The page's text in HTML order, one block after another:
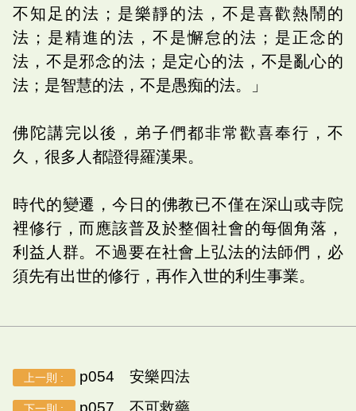
不知足的法；是樂靜的法，不是喜歡熱鬧的
法；是精進的法，不是懈怠的法；是正念的
法，不是邪念的法；是定心的法，不是亂心的
法；是智慧的法，不是愚痴的法。」
佛陀講完以後，弟子們都非常歡喜奉行，不
久，很多人都證得羅漢果。
時代的變遷，今日的佛教已不僅在深山或寺院
裡修行，而應該普及於整個社會的每個角落，
利益人群。不過要在社會上弘法的法師們，必
須先有出世的修行，再作入世的利生事業。
上一則 : p054 安樂四法
下一則 : p057 不可救藥